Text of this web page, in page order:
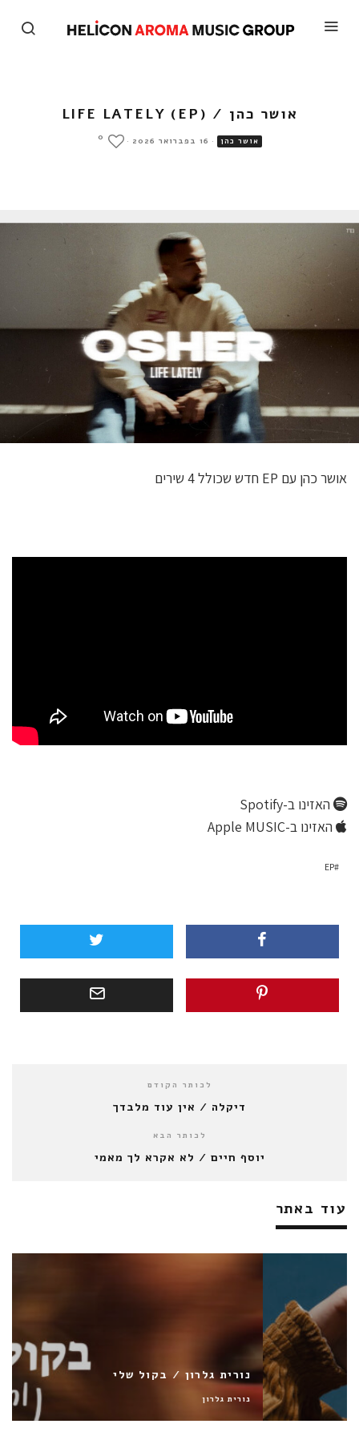
אושר כהן / LIFE LATELY (EP)
אושר כהן · 16 בפברואר 2026 ·
0
אושר כהן עם EP חדש שכולל 4 שירים
האזינו ב-Spotify
האזינו ב-Apple MUSIC
EP
לכותר הקודם
דיקלה / אין עוד מלבדך
לכותר הבא
יוסף חיים / לא אקרא לך מאמי
עוד באתר
נורית גלרון / בקול שלי
נורית גלרון